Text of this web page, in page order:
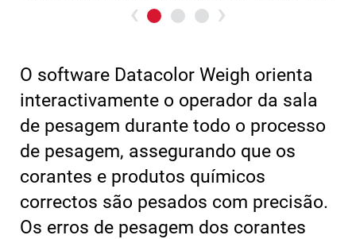
Previous>Next
O software Datacolor Weigh orienta
interactivamente o operador da sala
de pesagem durante todo o processo
de pesagem, assegurando que os
corantes e produtos químicos
correctos são pesados com precisão.
Os erros de pesagem dos corantes